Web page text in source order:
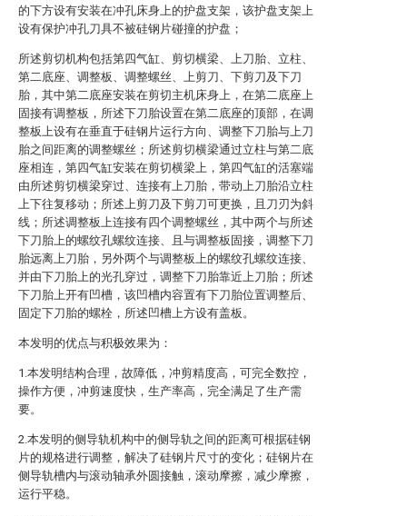
的下方设有安装在冲孔床身上的护盘支架，该护盘支架上
设有保护冲孔刀具不被硅钢片碰撞的护盘；
所述剪切机构包括第四气缸、剪切横梁、上刀胎、立柱、
第二底座、调整板、调整螺丝、上剪刀、下剪刀及下刀
胎，其中第二底座安装在剪切主机床身上，在第二底座上
固接有调整板，所述下刀胎设置在第二底座的顶部，在调
整板上设有在垂直于硅钢片运行方向、调整下刀胎与上刀
胎之间距离的调整螺丝；所述剪切横梁通过立柱与第二底
座相连，第四气缸安装在剪切横梁上，第四气缸的活塞端
由所述剪切横梁穿过、连接有上刀胎，带动上刀胎沿立柱
上下往复移动；所述上剪刀及下剪刀可更换，且刀刃为斜
线；所述调整板上连接有四个调整螺丝，其中两个与所述
下刀胎上的螺纹孔螺纹连接、且与调整板固接，调整下刀
胎远离上刀胎，另外两个与调整板上的螺纹孔螺纹连接、
并由下刀胎上的光孔穿过，调整下刀胎靠近上刀胎；所述
下刀胎上开有凹槽，该凹槽内容置有下刀胎位置调整后、
固定下刀胎的螺栓，所述凹槽上方设有盖板。
本发明的优点与积极效果为：
1.本发明结构合理，故障低，冲剪精度高，可完全数控，
操作方便，冲剪速度快，生产率高，完全满足了生产需
要。
2.本发明的侧导轨机构中的侧导轨之间的距离可根据硅钢
片的规格进行调整，解决了硅钢片尺寸的变化；硅钢片在
侧导轨槽内与滚动轴承外圆接触，滚动摩擦，减少摩擦，
运行平稳。